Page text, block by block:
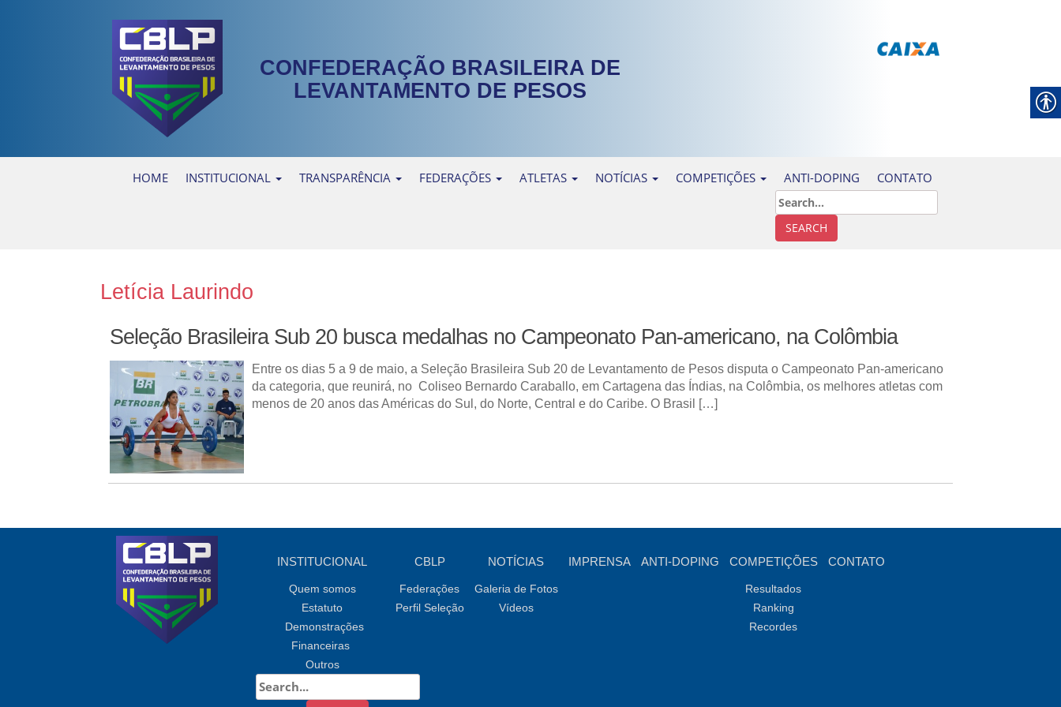
CONFEDERAÇÃO BRASILEIRA DE
LEVANTAMENTO DE PESOS
HOME INSTITUCIONAL TRANSPARÊNCIA FEDERAÇÕES ATLETAS NOTÍCIAS COMPETIÇÕES ANTI-DOPING CONTATO
Letícia Laurindo
Seleção Brasileira Sub 20 busca medalhas no Campeonato Pan-americano, na Colômbia
Entre os dias 5 a 9 de maio, a Seleção Brasileira Sub 20 de Levantamento de Pesos disputa o Campeonato Pan-americano
da categoria, que reunirá, no Coliseo Bernardo Caraballo, em Cartagena das Índias, na Colômbia, os melhores atletas com
menos de 20 anos das Américas do Sul, do Norte, Central e do Caribe. O Brasil […]
INSTITUCIONAL
Quem somos
Estatuto
Demonstrações
Financeiras
Outros
CBLP
Federações
Perfil Seleção
NOTÍCIAS
Galeria de Fotos
Vídeos
IMPRENSA ANTI-DOPING COMPETIÇÕES
Resultados
Ranking
Recordes
CONTATO